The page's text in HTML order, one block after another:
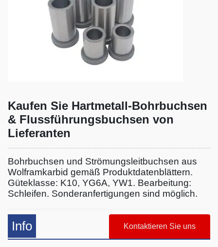
Kaufen Sie Hartmetall-Bohrbuchsen
& Flussführungsbuchsen von
Lieferanten
Bohrbuchsen und Strömungsleitbuchsen aus
Wolframkarbid gemäß Produktdatenblättern.
Güteklasse: K10, YG6A, YW1. Bearbeitung:
Schleifen. Sonderanfertigungen sind möglich.
Info Kontaktieren Sie uns